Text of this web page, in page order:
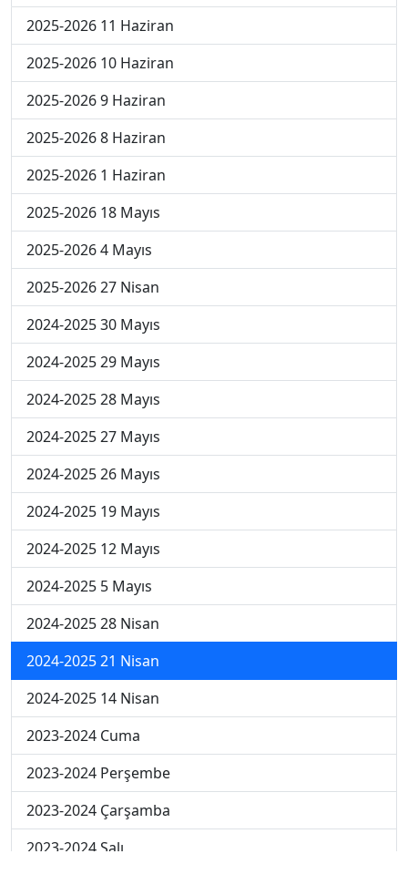
2025-2026 11 Haziran
2025-2026 10 Haziran
2025-2026 9 Haziran
2025-2026 8 Haziran
2025-2026 1 Haziran
2025-2026 18 Mayıs
2025-2026 4 Mayıs
2025-2026 27 Nisan
2024-2025 30 Mayıs
2024-2025 29 Mayıs
2024-2025 28 Mayıs
2024-2025 27 Mayıs
2024-2025 26 Mayıs
2024-2025 19 Mayıs
2024-2025 12 Mayıs
2024-2025 5 Mayıs
2024-2025 28 Nisan
2024-2025 21 Nisan
2024-2025 14 Nisan
2023-2024 Cuma
2023-2024 Perşembe
2023-2024 Çarşamba
2023-2024 Salı